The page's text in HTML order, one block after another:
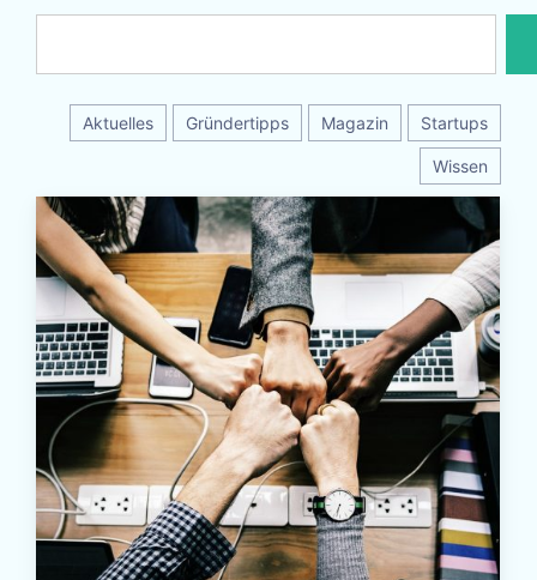
Aktuelles Gründertipps Magazin Startups
Wissen